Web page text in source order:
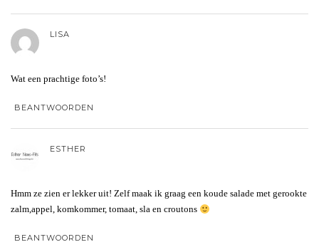
LISA
Wat een prachtige foto’s!
BEANTWOORDEN
ESTHER
Hmm ze zien er lekker uit! Zelf maak ik graag een koude salade met gerookte
zalm,appel, komkommer, tomaat, sla en croutons
BEANTWOORDEN